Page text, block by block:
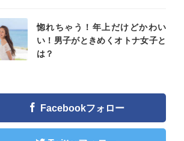
惚れちゃう！年上だけどかわい
い！男子がときめくオトナ女子と
は？
Facebookフォロー